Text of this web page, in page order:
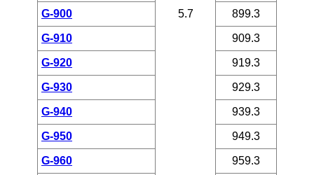
5.7
G-900 899.3
G-910 909.3
G-920 919.3
G-930 929.3
G-940 939.3
G-950 949.3
G-960 959.3